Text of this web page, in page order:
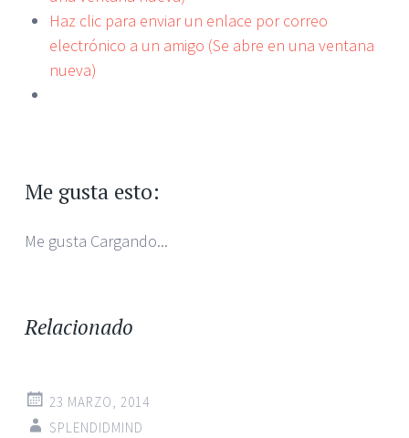
Haz clic para enviar un enlace por correo
electrónico a un amigo (Se abre en una ventana
nueva)
Me gusta esto:
Me gusta Cargando...
Relacionado
23 MARZO, 2014
SPLENDIDMIND